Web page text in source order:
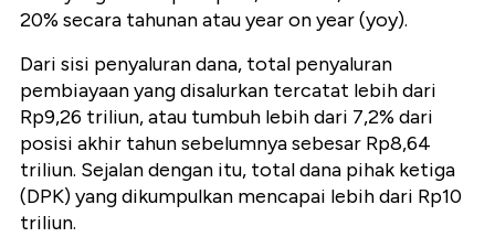
20% secara tahunan atau year on year (yoy).
Dari sisi penyaluran dana, total penyaluran
pembiayaan yang disalurkan tercatat lebih dari
Rp9,26 triliun, atau tumbuh lebih dari 7,2% dari
posisi akhir tahun sebelumnya sebesar Rp8,64
triliun. Sejalan dengan itu, total dana pihak ketiga
(DPK) yang dikumpulkan mencapai lebih dari Rp10
triliun.